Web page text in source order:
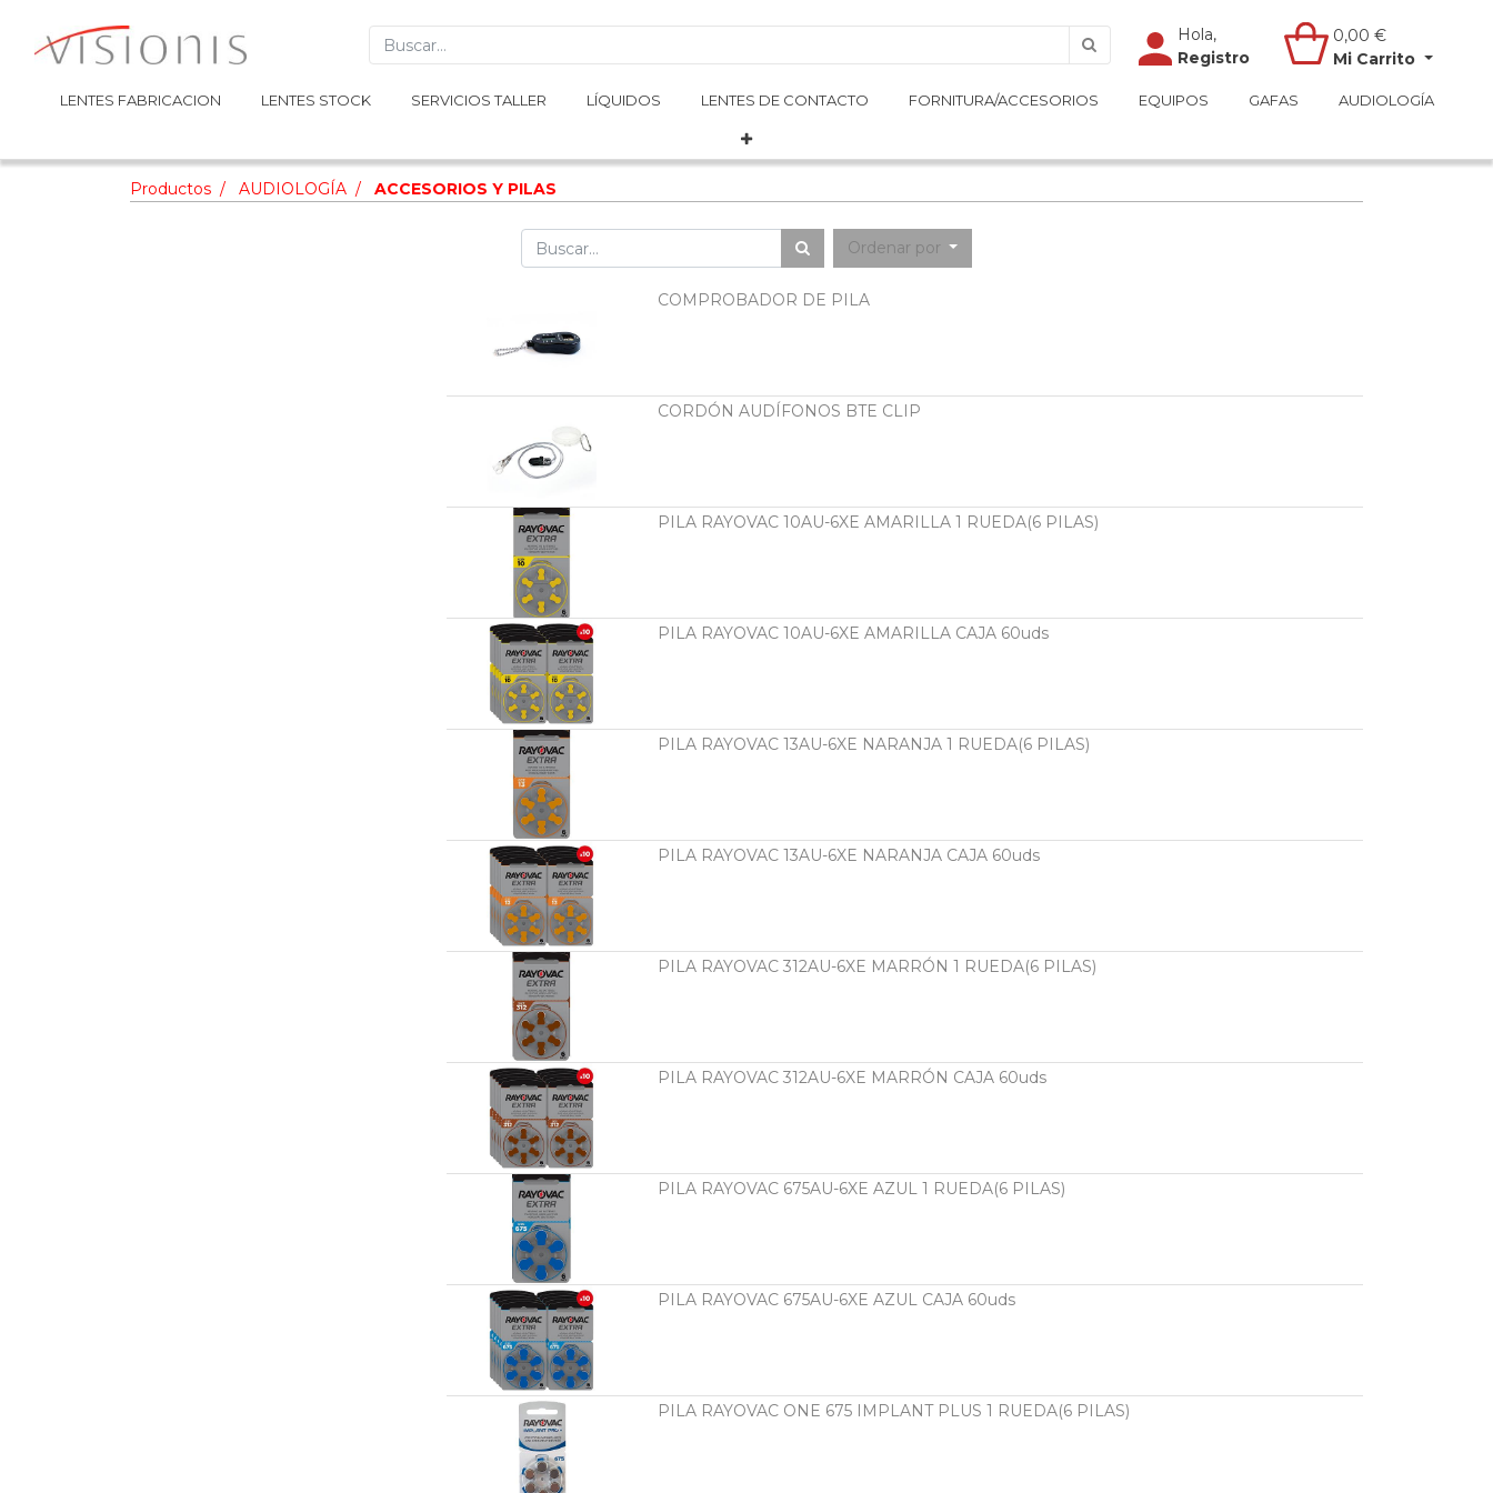
Hola,
Registro
0,00 €
Mi Carrito
LENTES FABRICACION LENTES STOCK SERVICIOS TALLER LÍQUIDOS LENTES DE CONTACTO FORNITURA/ACCESORIOS EQUIPOS GAFAS AUDIOLOGÍA
Hola,
Registro
0,00 €
Mi Carrito
LENTES FABRICACION LENTES STOCK SERVICIOS TALLER LÍQUIDOS LENTES DE CONTACTO FORNITURA/ACCESORIOS EQUIPOS GAFAS AUDIOLOGÍA
Productos AUDIOLOGÍA ACCESORIOS Y PILAS
Ordenar por
COMPROBADOR DE PILA
CORDÓN AUDÍFONOS BTE CLIP
PILA RAYOVAC 10AU-6XE AMARILLA 1 RUEDA(6 PILAS)
PILA RAYOVAC 10AU-6XE AMARILLA CAJA 60uds
PILA RAYOVAC 13AU-6XE NARANJA 1 RUEDA(6 PILAS)
PILA RAYOVAC 13AU-6XE NARANJA CAJA 60uds
PILA RAYOVAC 312AU-6XE MARRÓN 1 RUEDA(6 PILAS)
PILA RAYOVAC 312AU-6XE MARRÓN CAJA 60uds
PILA RAYOVAC 675AU-6XE AZUL 1 RUEDA(6 PILAS)
PILA RAYOVAC 675AU-6XE AZUL CAJA 60uds
PILA RAYOVAC ONE 675 IMPLANT PLUS 1 RUEDA(6 PILAS)